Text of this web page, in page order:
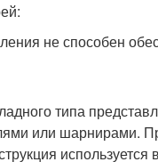
не способен
типа
или шарнирами.